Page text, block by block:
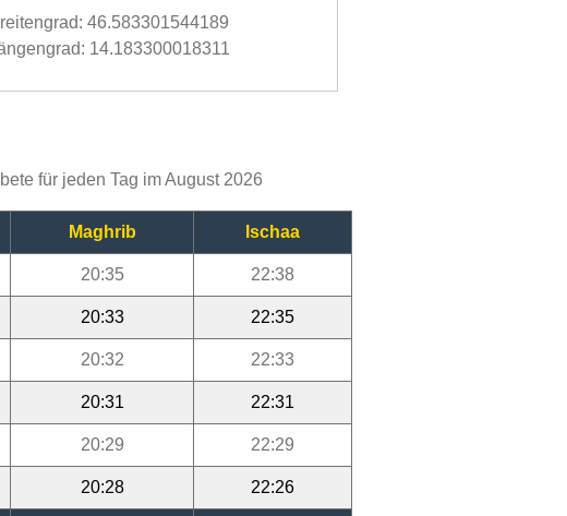
46.583301544189
14.183300018311
für jeden Tag im August 2026
Maghrib Ischaa
20:35 22:38
20:33 22:35
20:32 22:33
20:31 22:31
20:29 22:29
20:28 22:26